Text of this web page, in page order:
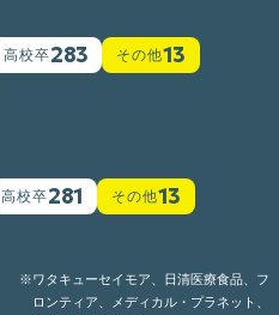
高校卒283 その他13
高校卒281 その他13
ワタキューセイモア、日清医療食品、フ
ロンティア、メディカル・プラネット、